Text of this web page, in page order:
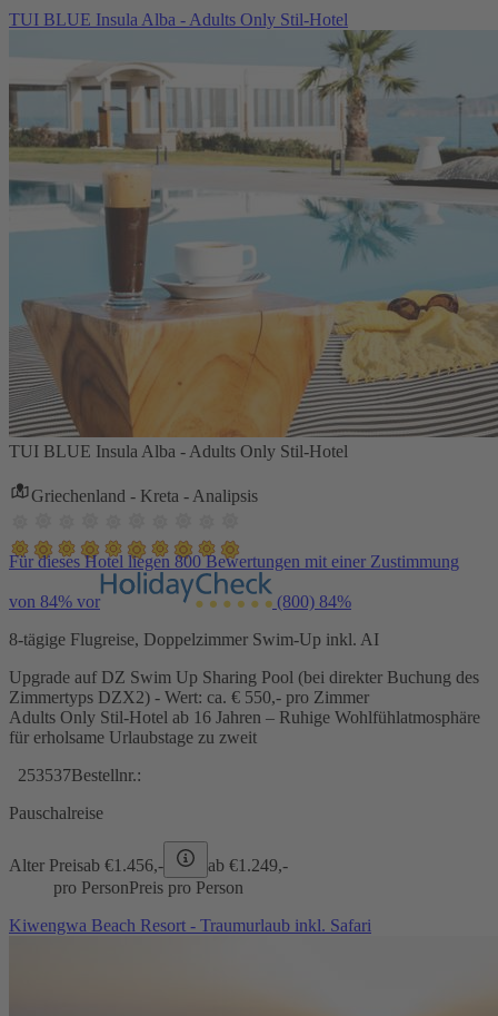
TUI BLUE Insula Alba - Adults Only Stil-Hotel
TUI BLUE Insula Alba - Adults Only Stil-Hotel
Griechenland - Kreta - Analipsis
Für dieses Hotel liegen 800 Bewertungen mit einer Zustimmung
von 84% vor (800) 84%
8-tägige Flugreise, Doppelzimmer Swim-Up inkl. AI
Upgrade auf DZ Swim Up Sharing Pool (bei direkter Buchung des
Zimmertyps DZX2) - Wert: ca. € 550,- pro Zimmer
Adults Only Stil-Hotel ab 16 Jahren – Ruhige Wohlfühlatmosphäre
für erholsame Urlaubstage zu zweit
253537Bestellnr.:
Pauschalreise
Alter Preisab €1.456,- ab €1.249,-
pro PersonPreis pro Person
Kiwengwa Beach Resort - Traumurlaub inkl. Safari